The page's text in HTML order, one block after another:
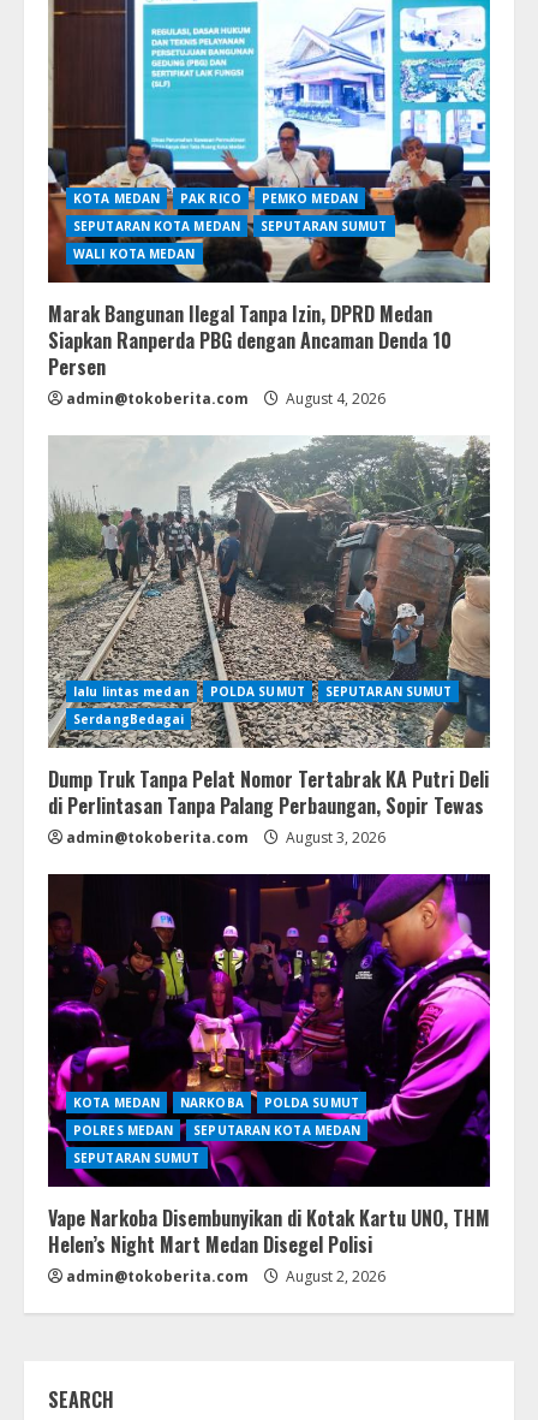
KOTA MEDAN PAK RICO
PEMKO MEDAN
SEPUTARAN KOTA MEDAN
SEPUTARAN SUMUT
WALI KOTA MEDAN
Marak Bangunan Ilegal Tanpa Izin, DPRD Medan
Siapkan Ranperda PBG dengan Ancaman Denda 10
Persen
admin@tokoberita.com August 4, 2026
lalu lintas medan POLDA SUMUT
SEPUTARAN SUMUT
SerdangBedagai
Dump Truk Tanpa Pelat Nomor Tertabrak KA Putri Deli
di Perlintasan Tanpa Palang Perbaungan, Sopir Tewas
admin@tokoberita.com August 3, 2026
KOTA MEDAN NARKOBA
POLDA SUMUT
POLRES MEDAN
SEPUTARAN KOTA MEDAN
SEPUTARAN SUMUT
Vape Narkoba Disembunyikan di Kotak Kartu UNO, THM
Helen’s Night Mart Medan Disegel Polisi
admin@tokoberita.com August 2, 2026
SEARCH